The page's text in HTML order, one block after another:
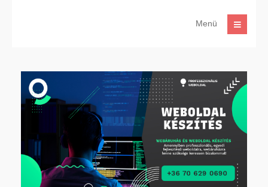
Menü